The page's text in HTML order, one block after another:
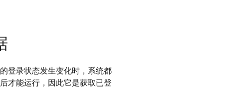
登录状态发生变化时，系统都
才能运行，因此它是获取已登